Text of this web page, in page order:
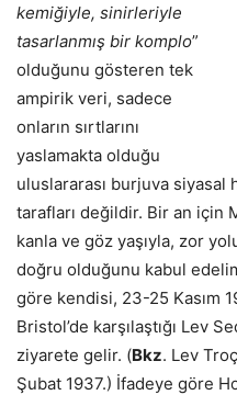
kemiğiyle, sinirleriyle
tasarlanmış bir komplo”
olduğunu gösteren tek
ampirik veri, sadece
onların sırtlarını
yaslamakta olduğu
uluslararası burjuva siyasal
tarafları değildir. Bir an için
kanla ve göz yaşıyla, zor
doğru olduğunu kabul
göre kendisi, 23-25 Kasım
Bristol’de karşılaştığı Lev
ziyarete gelir. (Bkz. Lev
Şubat 1937.) İfadeye göre